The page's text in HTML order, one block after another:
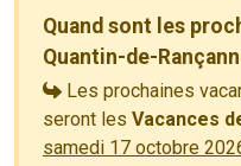
Quand sont les
Quantin-de-
Les prochaines
seront les Vacances
samedi 17 octobre